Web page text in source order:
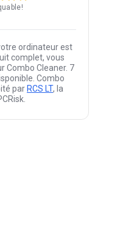
ordinateur est
complet, vous
Combo Cleaner. 7
Combo
par RCS LT, la